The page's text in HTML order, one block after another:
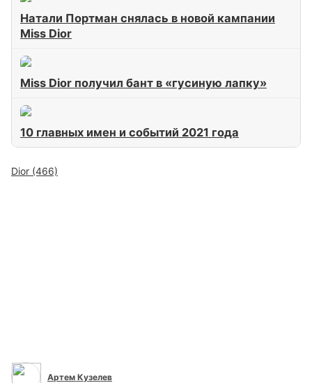
Натали Портман снялась в новой кампании
Miss Dior
Miss Dior получил бант в «гусиную лапку»
10 главных имен и событий 2021 года
Dior (466)
Артем Кузелев